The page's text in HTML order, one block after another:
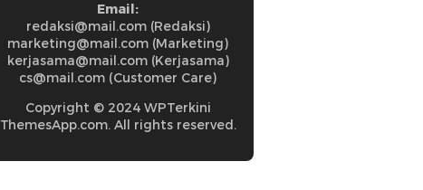
Email:
redaksi@mail.com (Redaksi)
marketing@mail.com (Marketing)
kerjasama@mail.com (Kerjasama)
cs@mail.com (Customer Care)
Copyright © 2024 WPTerkini
ThemesApp.com. All rights reserved.